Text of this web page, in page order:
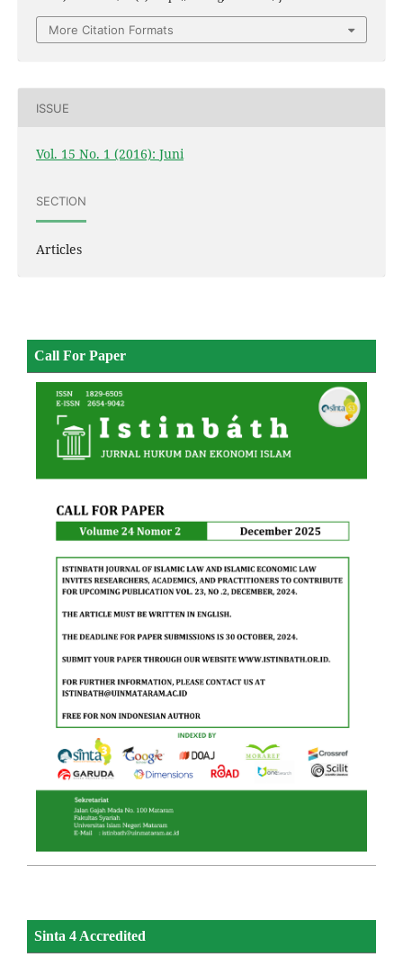
More Citation Formats
ISSUE
Vol. 15 No. 1 (2016): Juni
SECTION
Articles
Call For Paper
Sinta 4 Accredited